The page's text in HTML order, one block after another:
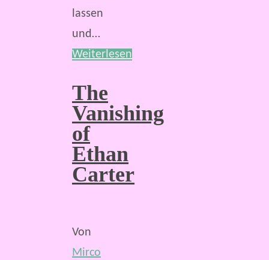
lassen
und…
Weiterlesen
The
Vanishing
of
Ethan
Carter
Von
Mirco